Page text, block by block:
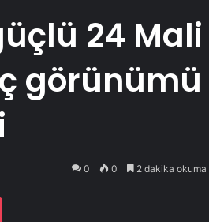
24 Mali
görünümü
0 0 2 dakika okuma
Pocket